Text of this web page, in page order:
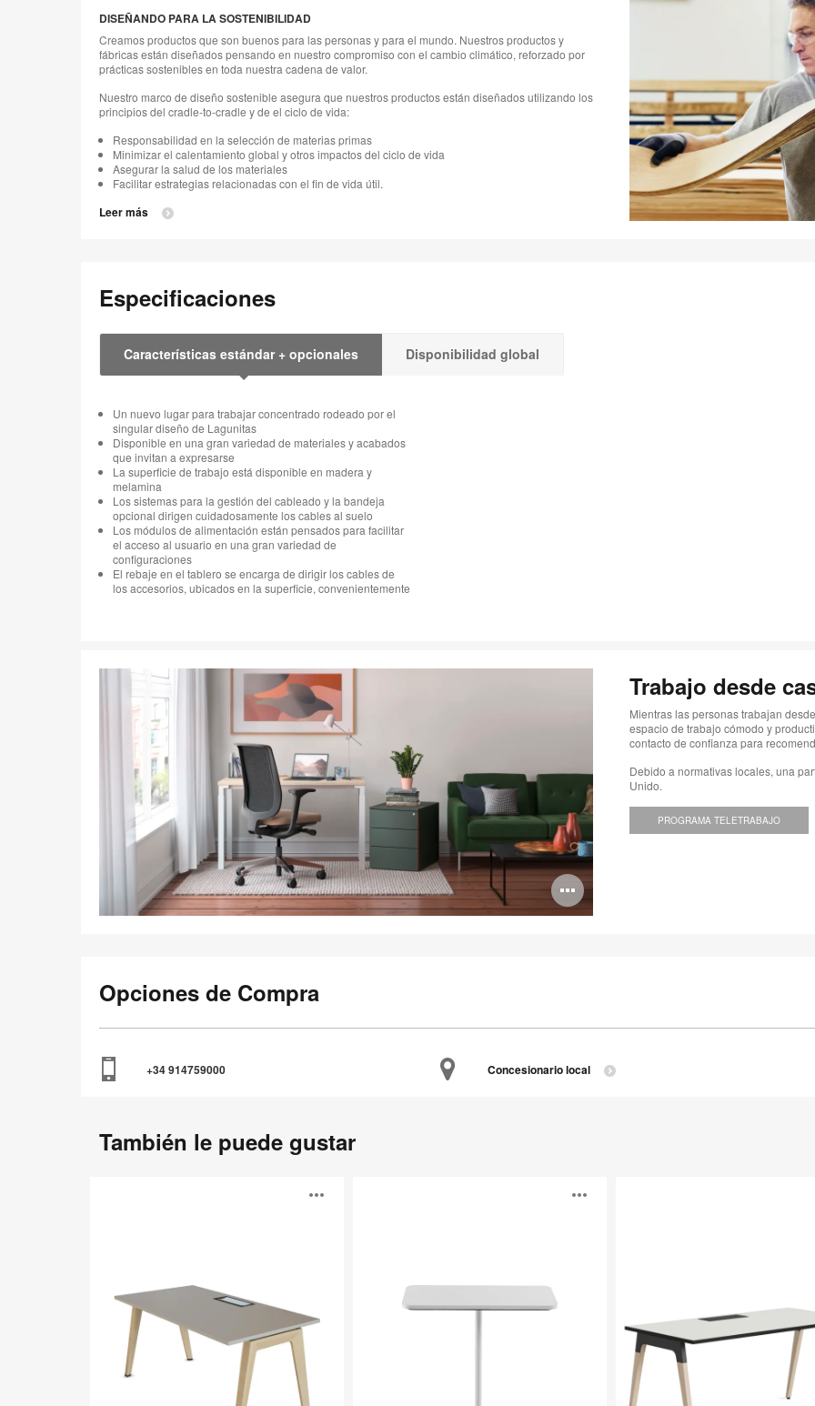
DISEÑANDO PARA LA SOSTENIBILIDAD
Creamos productos que son buenos para las personas y para el mundo. Nuestros productos y
fábricas están diseñados pensando en nuestro compromiso con el cambio climático, reforzado por
prácticas sostenibles en toda nuestra cadena de valor.
Nuestro marco de diseño sostenible asegura que nuestros productos están diseñados utilizando los
principios del cradle-to-cradle y de el ciclo de vida:
Responsabilidad en la selección de materias primas
Minimizar el calentamiento global y otros impactos del ciclo de vida
Asegurar la salud de los materiales
Facilitar estrategias relacionadas con el fin de vida útil.
Leer más
Especificaciones
Características estándar + opcionales Disponibilidad global
Un nuevo lugar para trabajar concentrado rodeado por el
singular diseño de Lagunitas
Disponible en una gran variedad de materiales y acabados
que invitan a expresarse
La superficie de trabajo está disponible en madera y
melamina
Los sistemas para la gestión del cableado y la bandeja
opcional dirigen cuidadosamente los cables al suelo
Los módulos de alimentación están pensados para facilitar
el acceso al usuario en una gran variedad de
configuraciones
El rebaje en el tablero se encarga de dirigir los cables de
los accesorios, ubicados en la superficie, convenientemente
Abrir
imagen
Trabajo desde
Mientras las personas trabajan
espacio de trabajo cómodo y
contacto de confianza para
Debido a normativas locales, una
Unido.
PROGRAMA TELETRABAJO
Opciones de Compra
+34 914759000 Concesionario local
También le puede gustar
Abrir
Abrir